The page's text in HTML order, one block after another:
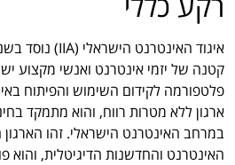
קטנה של יזמי אינטרנט ואנשי מקצוע
ארגון ללא מטרות רווח, והוא מתמקד
במרחב האינטרנט הישראלי. זהו הארגון
האינטרנט והחדשנות הדיגיטלית,